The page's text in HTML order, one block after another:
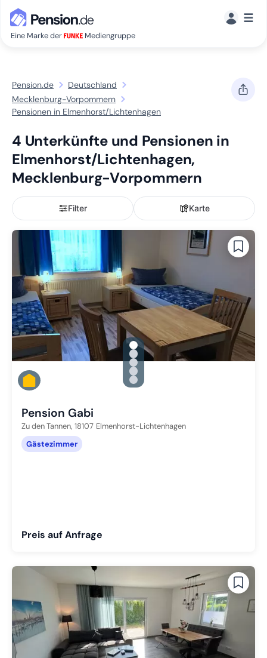
Eine Marke der Mediengruppe
☰
Pension.de
Deutschland
Mecklenburg-Vorpommern
Pensionen in Elmenhorst/Lichtenhagen
4 Unterkünfte und Pensionen in
Elmenhorst/Lichtenhagen,
Mecklenburg-Vorpommern
Filter Karte
gallery.slide_selector
Zu Slide 1 wechseln
Zu Slide 2 wechseln
Zu Slide 3 wechseln
Zu Slide 4 wechseln
Zu Slide 5 wechseln
Pension Gabi
Zu den Tannen, 18107 Elmenhorst-Lichtenhagen
Gästezimmer
Preis auf Anfrage